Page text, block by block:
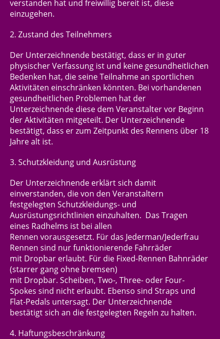
verstanden hat und freiwillig bereit ist, diese
einzugehen.
2. Zustand des Teilnehmers
Der Unterzeichnende bestätigt, dass er in guter
physischer Verfassung ist und keine gesundheitlichen
Bedenken hat, die seine Teilnahme an sportlichen
Aktivitäten einschränken könnten. Bei vorhandenen
gesundheitlichen Problemen hat der
Unterzeichnende diese dem Veranstalter vor Beginn
der Aktivitäten mitgeteilt. Der Unterzeichnende
bestätigt, dass er zum Zeitpunkt des Rennens über 18
Jahre alt ist.
3. Schutzkleidung und Ausrüstung
Der Unterzeichnende erklärt sich damit
einverstanden, die von den Veranstaltern
festgelegten Schutzkleidungs- und
Ausrüstungsrichtlinien einzuhalten. Das Tragen
eines Radhelms ist bei allen
Rennen vorausgesetzt. Für das Jederman/Jederfrau
Rennen sind nurfunktionierende Fahrräder
mit Dropbar erlaubt. Für die Fixed-Rennen Bahnräder
(starrer gang ohne bremsen)
mit Dropbar. Scheiben, Two-, Three- oder Four-
Spokes sind nicht erlaubt. Ebenso sind Straps und
Flat-Pedals untersagt. Der Unterzeichnende
bestätigtsich an die festgelegten Regeln zu halten.
4. Haftungsbeschränkung